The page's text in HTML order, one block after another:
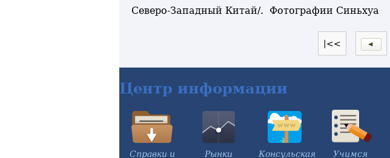
Северо-Западный Китай/. Фотографии Синьхуа
|<<
Центр информации
Справки и Рынки Консульская Учимся